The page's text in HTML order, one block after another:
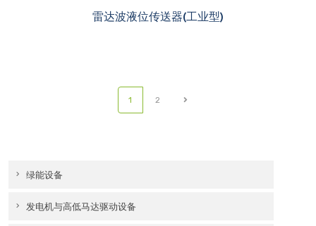
雷达波液位传送器(工业型)
1 (current)
2
绿能设备
发电机与高低马达驱动设备